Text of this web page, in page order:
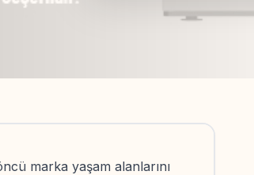
marka yaşam alanlarını